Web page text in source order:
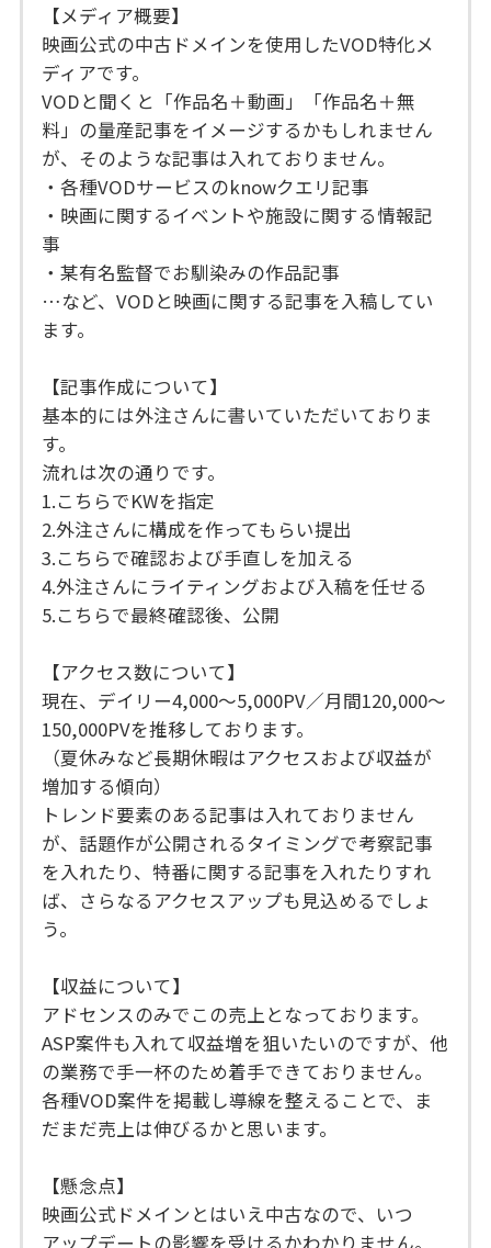
【メディア概要】
映画公式の中古ドメインを使用したVOD特化メ
ディアです。
VODと聞くと「作品名＋動画」「作品名＋無
料」の量産記事をイメージするかもしれません
が、そのような記事は入れておりません。
・各種VODサービスのknowクエリ記事
・映画に関するイベントや施設に関する情報記
事
・某有名監督でお馴染みの作品記事
…など、VODと映画に関する記事を入稿してい
ます。
【記事作成について】
基本的には外注さんに書いていただいておりま
す。
流れは次の通りです。
1.こちらでKWを指定
2.外注さんに構成を作ってもらい提出
3.こちらで確認および手直しを加える
4.外注さんにライティングおよび入稿を任せる
5.こちらで最終確認後、公開
【アクセス数について】
現在、デイリー4,000〜5,000PV／月間120,000〜
150,000PVを推移しております。
（夏休みなど長期休暇はアクセスおよび収益が
増加する傾向）
トレンド要素のある記事は入れておりません
が、話題作が公開されるタイミングで考察記事
を入れたり、特番に関する記事を入れたりすれ
ば、さらなるアクセスアップも見込めるでしょ
う。
【収益について】
アドセンスのみでこの売上となっております。
ASP案件も入れて収益増を狙いたいのですが、他
の業務で手一杯のため着手できておりません。
各種VOD案件を掲載し導線を整えることで、ま
だまだ売上は伸びるかと思います。
【懸念点】
映画公式ドメインとはいえ中古なので、いつ
アップデートの影響を受けるかわかりません。